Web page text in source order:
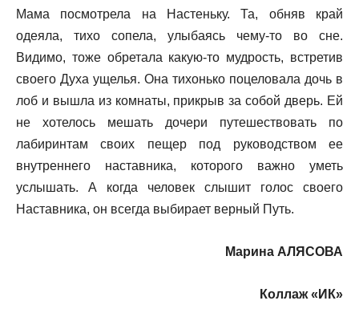
Мама посмотрела на Настеньку. Та, обняв край
одеяла, тихо сопела, улыбаясь чему-то во сне.
Видимо, тоже обретала какую-то мудрость, встретив
своего Духа ущелья. Она тихонько поцеловала дочь в
лоб и вышла из комнаты, прикрыв за собой дверь. Ей
не хотелось мешать дочери путешествовать по
лабиринтам своих пещер под руководством ее
внутреннего наставника, которого важно уметь
услышать. А когда человек слышит голос своего
Наставника, он всегда выбирает верный Путь.
Марина АЛЯСОВА
Коллаж «ИК»